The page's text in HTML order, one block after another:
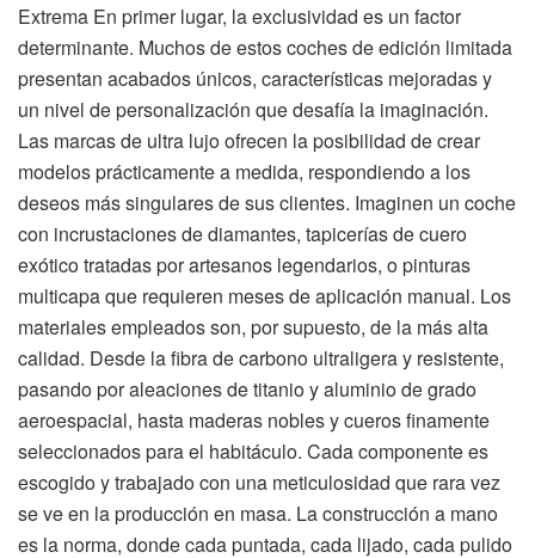
Extrema En primer lugar, la exclusividad es un factor
determinante. Muchos de estos coches de edición limitada
presentan acabados únicos, características mejoradas y
un nivel de personalización que desafía la imaginación.
Las marcas de ultra lujo ofrecen la posibilidad de crear
modelos prácticamente a medida, respondiendo a los
deseos más singulares de sus clientes. Imaginen un coche
con incrustaciones de diamantes, tapicerías de cuero
exótico tratadas por artesanos legendarios, o pinturas
multicapa que requieren meses de aplicación manual. Los
materiales empleados son, por supuesto, de la más alta
calidad. Desde la fibra de carbono ultraligera y resistente,
pasando por aleaciones de titanio y aluminio de grado
aeroespacial, hasta maderas nobles y cueros finamente
seleccionados para el habitáculo. Cada componente es
escogido y trabajado con una meticulosidad que rara vez
se ve en la producción en masa. La construcción a mano
es la norma, donde cada puntada, cada lijado, cada pulido